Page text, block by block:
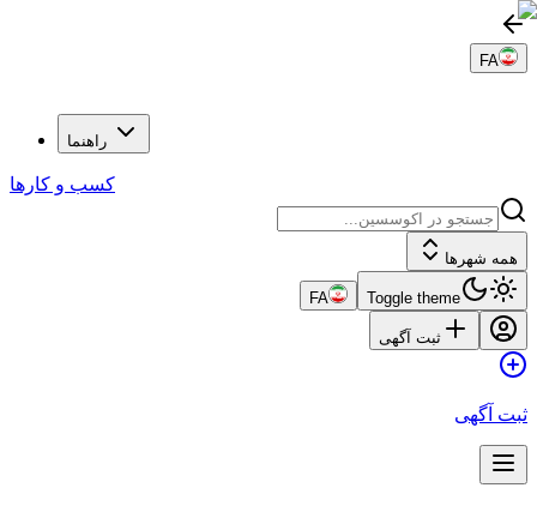
FA
راهنما
کسب و کارها
همه شهرها
Toggle theme
FA
ثبت آگهی
ثبت آگهی